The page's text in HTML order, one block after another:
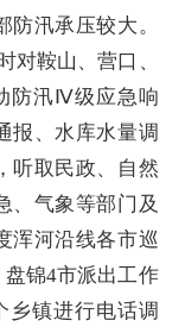
汛承压较大。
对鞍山、营口、
防汛Ⅳ级应急响
报、水库水量调
听取民政、自然
、气象等部门及
浑河沿线各市巡
锦4市派出工作
乡镇进行电话调